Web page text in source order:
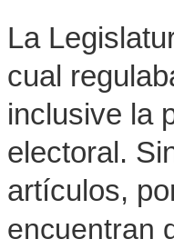
La
cual
inclusive la
electoral.
artículos,
encuentran